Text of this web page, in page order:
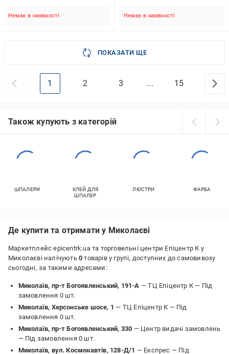
Немає в наявності Немає в наявності
ПОКАЗАТИ ЩЕ
1 2 3 ... 15
Також купують з категорій
ШПАЛЕРИ
КЛЕЙ ДЛЯ
ШПАЛЕР
ЛЮСТРИ ФАРБА
Де купити та отримати у Миколаєві
Маркетплейс epicentrk.ua та торговельні центри Епіцентр К у
Миколаєві налічують 0 товарів у групі, доступних до самовивозу
сьогодні, за такими адресами:
Миколаїв, пр-т Богоявленський, 191-А — ТЦ Епіцентр К — Під
замовлення 0 шт.
Миколаїв, Херсонське шосе, 1 — ТЦ Епіцентр К — Під
замовлення 0 шт.
Миколаїв, пр-т Богоявленський, 330 — Центр видачі замовлень
— Під замовлення 0 шт.
Миколаїв, вул. Космонавтів, 128-Д/1 — Експрес — Під